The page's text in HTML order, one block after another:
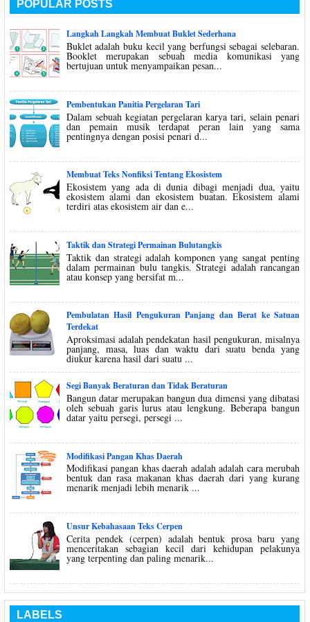
POPULAR POSTS
Langkah Langkah Membuat Buklet Sederhana
Buklet adalah buku kecil yang berfungsi sebagai selebaran.
Booklet merupakan sebuah media komunikasi yang
bertujuan untuk menyampaikan pesan...
Pembentukan Panitia Pergelaran Tari
Dalam sebuah kegiatan pergelaran karya tari, selain penari
dan pemain musik terdapat peran lain yang sama
pentingnya dengan posisi penari d...
Membuat Teks Nonfiksi Tentang Ekosistem
Ekosistem yang ada di dunia dibagi menjadi dua, yaitu
ekosistem alami dan ekosistem buatan. Ekosistem alami
terdiri atas ekosistem air dan e...
Taktik dan Strategi Permainan Bulutangkis
Taktik dan strategi adalah komponen yang sangat penting
dalam permainan bulu tangkis. Strategi adalah rancangan
atau konsep yang bersifat m...
Pembulatan Hasil Pengukuran Panjang dan Berat ke Satuan
Terdekat
Aproksimasi adalah pendekatan hasil pengukuran, misalnya
panjang, masa, luas dan waktu dari suatu benda yang
diukur karena hasil dari suatu ...
Segi Banyak Beraturan dan Tidak Beraturan
Bangun datar merupakan bangun dua dimensi yang dibatasi
oleh sebuah garis lurus atau lengkung. Beberapa bangun
datar yaitu persegi, persegi ...
Modifikasi Pangan Khas Daerah
Modifikasi pangan khas daerah adalah adalah cara merubah
bentuk dan rasa makanan khas daerah dari yang kurang
menarik menjadi lebih menarik ...
Unsur Kebahasaan Teks Cerpen
Cerita pendek (cerpen) adalah bentuk prosa baru yang
menceritakan sebagian kecil dari kehidupan pelakunya
yang terpenting dan paling menarik...
LABELS